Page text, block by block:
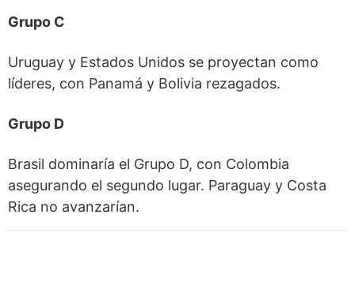
Grupo C
Uruguay y Estados Unidos se proyectan como
líderes, con Panamá y Bolivia rezagados.
Grupo D
Brasil dominaría el Grupo D, con Colombia
asegurando el segundo lugar. Paraguay y Costa
Rica no avanzarían.